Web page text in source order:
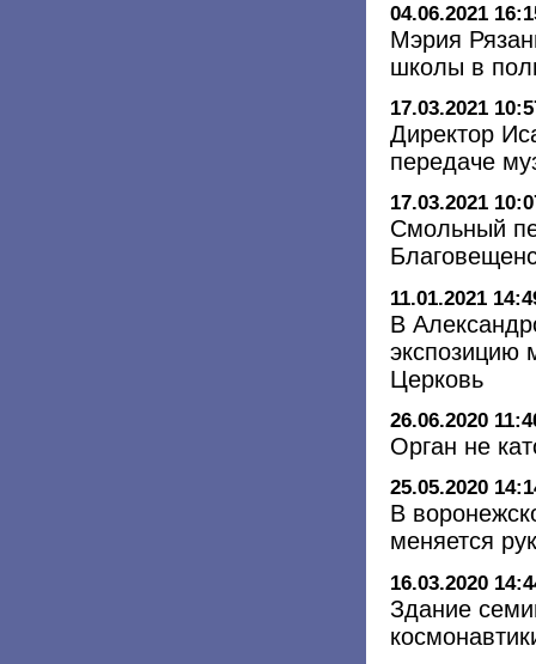
04.06.2021
Мэрия
школы в
17.03.2021
Директор
передаче
17.03.2021
Смольный
11.01.2021
В
экспозицию
Церковь
26.06.2020
Орган не
25.05.2020
В
меняется
16.03.2020
Здание